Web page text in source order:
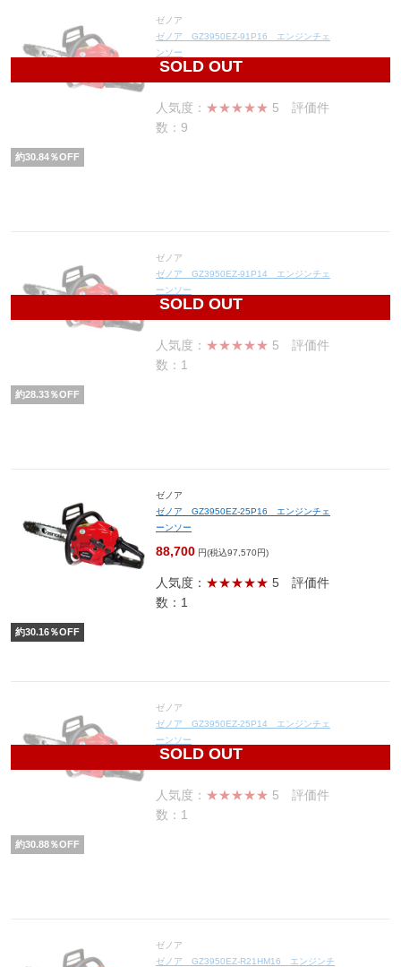
SOLD OUT
ゼノア
ゼノア GZ3950EZ-91P16 エンジンチェ
ンソー
79,600
人気度： ★★★★★ 5 評価件
数：9
約30.84％OFF
SOLD OUT
ゼノア
ゼノア GZ3950EZ-91P14 エンジンチェ
ーンソー
76,900
人気度： ★★★★★ 5 評価件
数：1
約28.33％OFF
ゼノア
ゼノア GZ3950EZ-25P16 エンジンチェ
ーンソー
88,700 円(税込97,570円)
人気度： ★★★★★ 5 評価件
数：1
約30.16％OFF
SOLD OUT
ゼノア
ゼノア GZ3950EZ-25P14 エンジンチェ
ーンソー
77,900
人気度： ★★★★★ 5 評価件
数：1
約30.88％OFF
ゼノア
ゼノア GZ3950EZ-R21HM16 エンジンチ